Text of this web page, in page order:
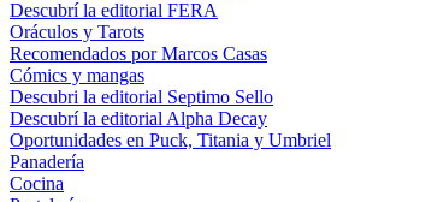
Descubrí la editorial FERA
Oráculos y Tarots
Recomendados por Marcos Casas
Cómics y mangas
Descubri la editorial Septimo Sello
Descubrí la editorial Alpha Decay
Oportunidades en Puck, Titania y Umbriel
Panadería
Cocina